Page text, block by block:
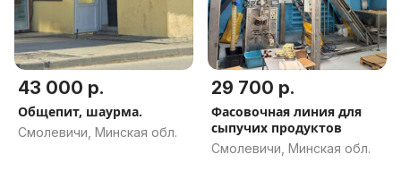
43 000 р.
Общепит, шаурма.
Смолевичи, Минская обл.
29 700 р.
Фасовочная линия для
сыпучих продуктов
Смолевичи, Минская обл.